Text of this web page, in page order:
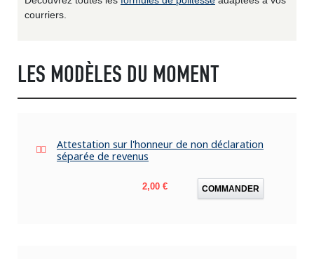
courriers.
LES MODÈLES DU MOMENT
Attestation sur l'honneur de non déclaration
séparée de revenus
Prix
2,00 € COMMANDER